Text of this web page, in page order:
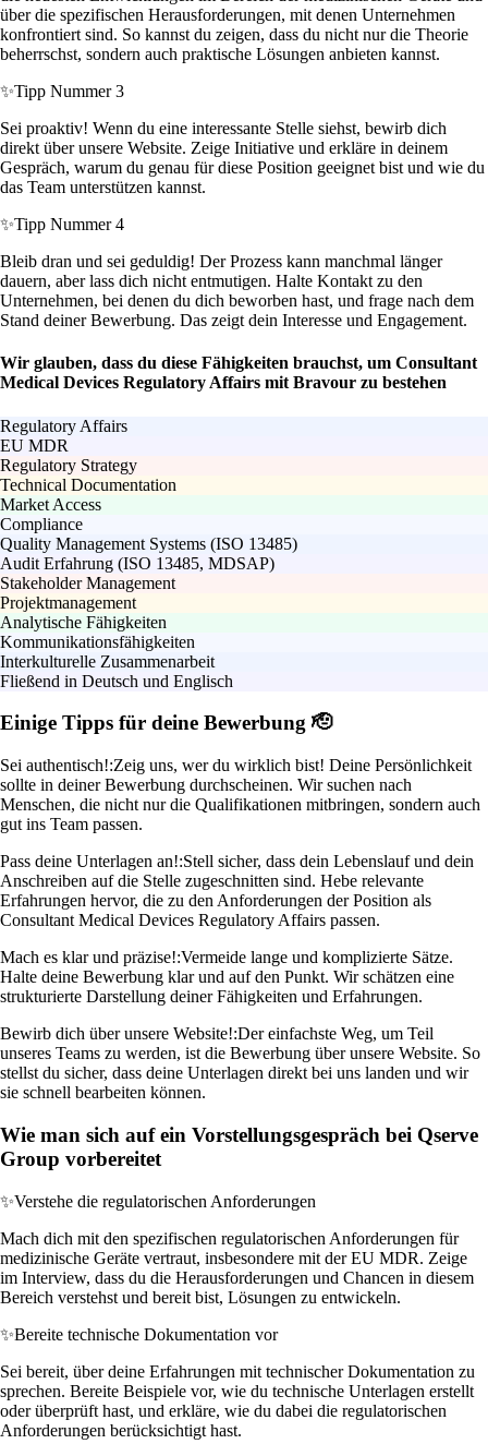
über die spezifischen Herausforderungen, mit denen Unternehmen
konfrontiert sind. So kannst du zeigen, dass du nicht nur die Theorie
beherrschst, sondern auch praktische Lösungen anbieten kannst.
✨Tipp Nummer 3
Sei proaktiv! Wenn du eine interessante Stelle siehst, bewirb dich
direkt über unsere Website. Zeige Initiative und erkläre in deinem
Gespräch, warum du genau für diese Position geeignet bist und wie du
das Team unterstützen kannst.
✨Tipp Nummer 4
Bleib dran und sei geduldig! Der Prozess kann manchmal länger
dauern, aber lass dich nicht entmutigen. Halte Kontakt zu den
Unternehmen, bei denen du dich beworben hast, und frage nach dem
Stand deiner Bewerbung. Das zeigt dein Interesse und Engagement.
Wir glauben, dass du diese Fähigkeiten brauchst, um Consultant
Medical Devices Regulatory Affairs mit Bravour zu bestehen
Regulatory Affairs
EU MDR
Regulatory Strategy
Technical Documentation
Market Access
Compliance
Quality Management Systems (ISO 13485)
Audit Erfahrung (ISO 13485, MDSAP)
Stakeholder Management
Projektmanagement
Analytische Fähigkeiten
Kommunikationsfähigkeiten
Interkulturelle Zusammenarbeit
Fließend in Deutsch und Englisch
Einige Tipps für deine Bewerbung 🫡
Sei authentisch!:Zeig uns, wer du wirklich bist! Deine Persönlichkeit
sollte in deiner Bewerbung durchscheinen. Wir suchen nach
Menschen, die nicht nur die Qualifikationen mitbringen, sondern auch
gut ins Team passen.
Pass deine Unterlagen an!:Stell sicher, dass dein Lebenslauf und dein
Anschreiben auf die Stelle zugeschnitten sind. Hebe relevante
Erfahrungen hervor, die zu den Anforderungen der Position als
Consultant Medical Devices Regulatory Affairs passen.
Mach es klar und präzise!:Vermeide lange und komplizierte Sätze.
Halte deine Bewerbung klar und auf den Punkt. Wir schätzen eine
strukturierte Darstellung deiner Fähigkeiten und Erfahrungen.
Bewirb dich über unsere Website!:Der einfachste Weg, um Teil
unseres Teams zu werden, ist die Bewerbung über unsere Website. So
stellst du sicher, dass deine Unterlagen direkt bei uns landen und wir
sie schnell bearbeiten können.
Wie man sich auf ein Vorstellungsgespräch bei Qserve
Group vorbereitet
✨Verstehe die regulatorischen Anforderungen
Mach dich mit den spezifischen regulatorischen Anforderungen für
medizinische Geräte vertraut, insbesondere mit der EU MDR. Zeige
im Interview, dass du die Herausforderungen und Chancen in diesem
Bereich verstehst und bereit bist, Lösungen zu entwickeln.
✨Bereite technische Dokumentation vor
Sei bereit, über deine Erfahrungen mit technischer Dokumentation zu
sprechen. Bereite Beispiele vor, wie du technische Unterlagen erstellt
oder überprüft hast, und erkläre, wie du dabei die regulatorischen
Anforderungen berücksichtigt hast.